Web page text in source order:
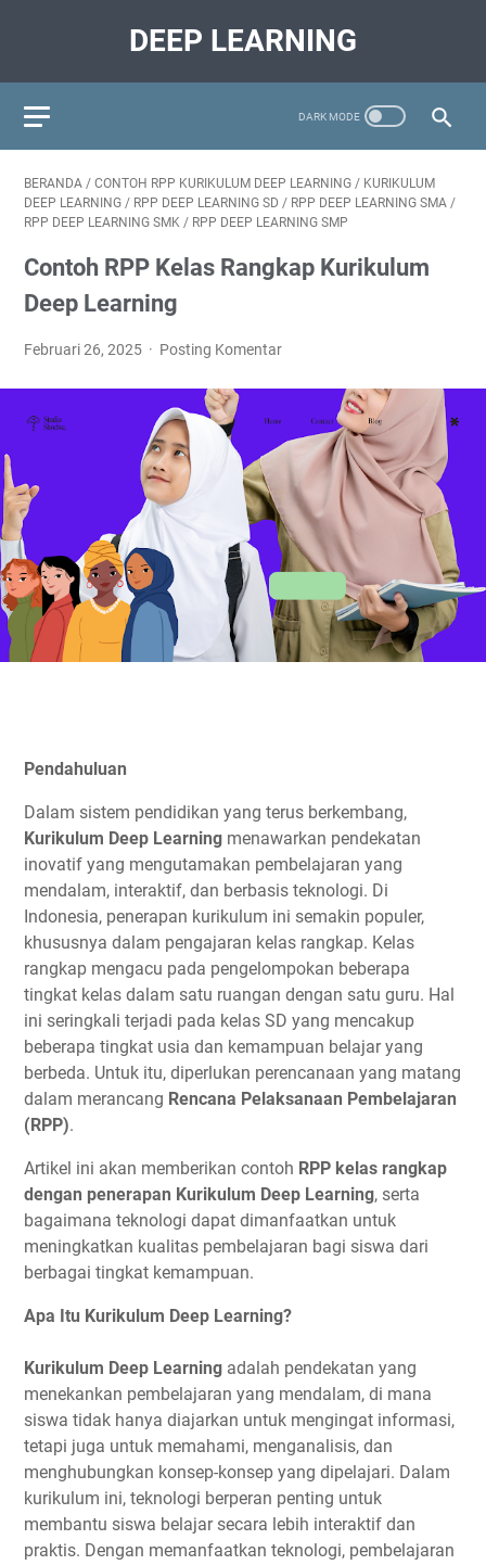
DEEP LEARNING
BERANDA / CONTOH RPP KURIKULUM DEEP LEARNING / KURIKULUM
DEEP LEARNING / RPP DEEP LEARNING SD / RPP DEEP LEARNING SMA /
RPP DEEP LEARNING SMK / RPP DEEP LEARNING SMP
Contoh RPP Kelas Rangkap Kurikulum
Deep Learning
Februari 26, 2025 Posting Komentar
Pendahuluan
Dalam sistem pendidikan yang terus berkembang,
Kurikulum Deep Learning menawarkan pendekatan
inovatif yang mengutamakan pembelajaran yang
mendalam, interaktif, dan berbasis teknologi. Di
Indonesia, penerapan kurikulum ini semakin populer,
khususnya dalam pengajaran kelas rangkap. Kelas
rangkap mengacu pada pengelompokan beberapa
tingkat kelas dalam satu ruangan dengan satu guru. Hal
ini seringkali terjadi pada kelas SD yang mencakup
beberapa tingkat usia dan kemampuan belajar yang
berbeda. Untuk itu, diperlukan perencanaan yang matang
dalam merancang Rencana Pelaksanaan Pembelajaran
(RPP).
Artikel ini akan memberikan contoh RPP kelas rangkap
dengan penerapan Kurikulum Deep Learning, serta
bagaimana teknologi dapat dimanfaatkan untuk
meningkatkan kualitas pembelajaran bagi siswa dari
berbagai tingkat kemampuan.
Apa Itu Kurikulum Deep Learning?
Kurikulum Deep Learning adalah pendekatan yang
menekankan pembelajaran yang mendalam, di mana
siswa tidak hanya diajarkan untuk mengingat informasi,
tetapi juga untuk memahami, menganalisis, dan
menghubungkan konsep-konsep yang dipelajari. Dalam
kurikulum ini, teknologi berperan penting untuk
membantu siswa belajar secara lebih interaktif dan
praktis. Dengan memanfaatkan teknologi, pembelajaran